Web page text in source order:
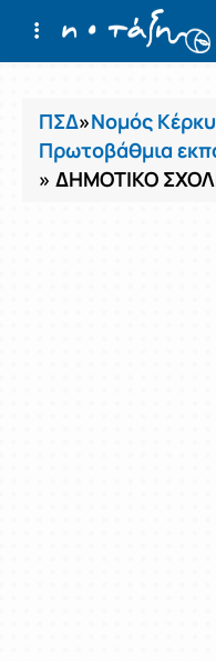
Μαθήματα
ΠΣΔ»Νομός
Πρωτοβάθμια
» ΔΗΜΟΤΙΚΟ